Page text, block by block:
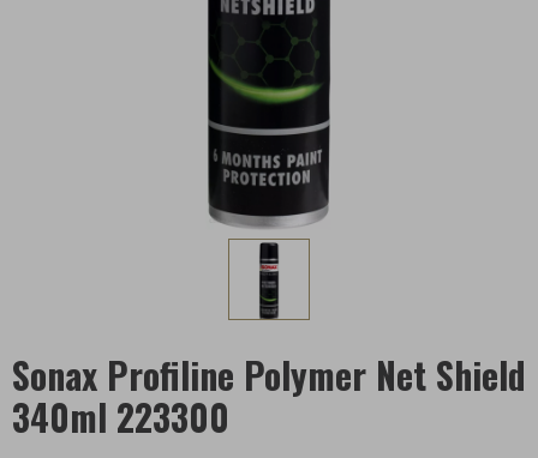
Sonax Profiline Polymer Net Shield
340ml 223300